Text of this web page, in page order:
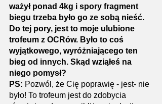
ważył ponad 4kg i spory fragment
biegu trzeba było go ze sobą nieść.
Do tej pory, jest to moje ulubione
trofeum z OCRów. Było to coś
wyjątkowego, wyróżniającego ten
bieg od innych. Skąd wziąłeś na
niego pomysł?
PS: Pozwól, że Cię poprawię - jest- nie
było! To trofeum jest do zdobycia